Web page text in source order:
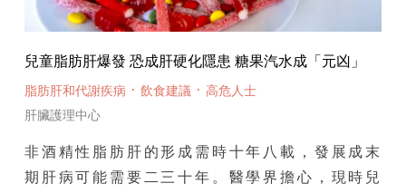
兒童脂肪肝爆發 恐成肝硬化隱患 糖果汽水成「元凶」
脂肪肝和代謝疾病 · 飲食建議 · 高危人士
肝臟護理中心
非酒精性脂肪肝的形成需時十年八載，發展成末
期肝病可能需要二三十年。醫學界擔心，現時兒